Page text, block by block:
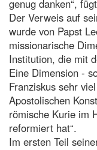
genug danken“,
Der Verweis auf
wurde von Papst
missionarische
Institution, die mit
Eine Dimension -
Franziskus sehr
Apostolischen
römische Kurie im
reformiert hat“.
Im ersten Teil